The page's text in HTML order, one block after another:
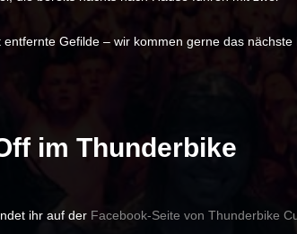
Gefilde – wir kommen gerne das nächste
im Thunderbike
ihr auf der Facebook-Seite von Thunderbike